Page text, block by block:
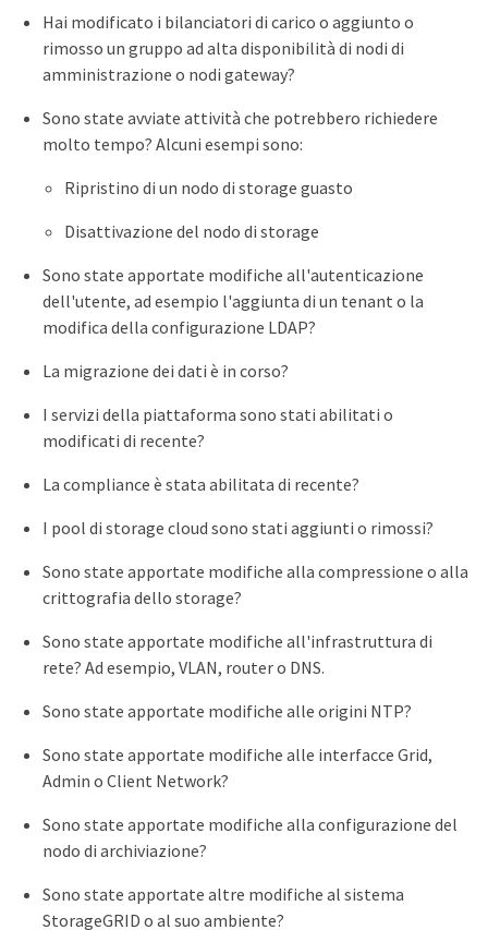
Hai modificato i bilanciatori di carico o aggiunto o
rimosso un gruppo ad alta disponibilità di nodi di
amministrazione o nodi gateway?
Sono state avviate attività che potrebbero richiedere
molto tempo? Alcuni esempi sono:
Ripristino di un nodo di storage guasto
Disattivazione del nodo di storage
Sono state apportate modifiche all'autenticazione
dell'utente, ad esempio l'aggiunta di un tenant o la
modifica della configurazione LDAP?
La migrazione dei dati è in corso?
I servizi della piattaforma sono stati abilitati o
modificati di recente?
La compliance è stata abilitata di recente?
I pool di storage cloud sono stati aggiunti o rimossi?
Sono state apportate modifiche alla compressione o alla
crittografia dello storage?
Sono state apportate modifiche all'infrastruttura di
rete? Ad esempio, VLAN, router o DNS.
Sono state apportate modifiche alle origini NTP?
Sono state apportate modifiche alle interfacce Grid,
Admin o Client Network?
Sono state apportate modifiche alla configurazione del
nodo di archiviazione?
Sono state apportate altre modifiche al sistema
StorageGRID o al suo ambiente?